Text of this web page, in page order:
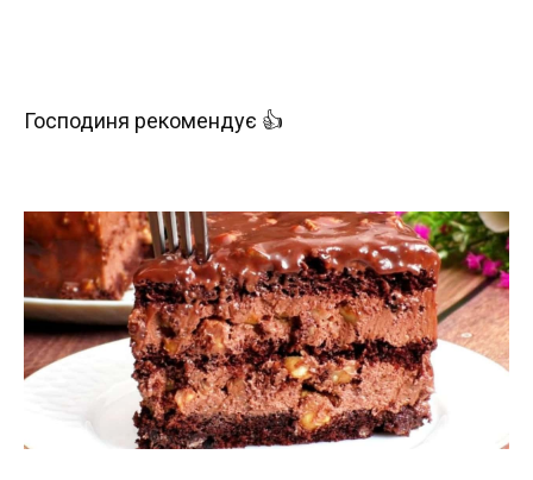
Господиня рекомендує 👍